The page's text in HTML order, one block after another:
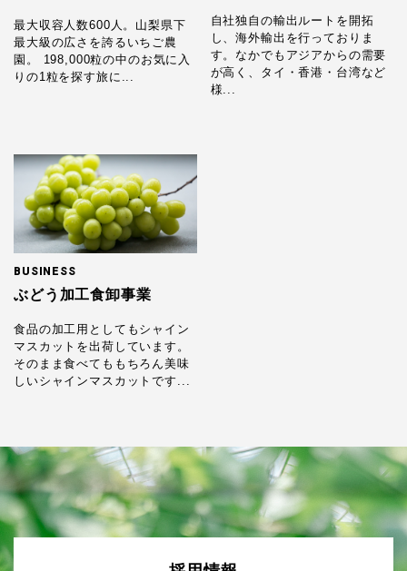
最大収容人数600人。山梨県下
最大級の広さを誇るいちご農
園。 198,000粒の中のお気に入
りの1粒を探す旅に...
自社独自の輸出ルートを開拓
し、海外輸出を行っておりま
す。なかでもアジアからの需要
が高く、タイ・香港・台湾など
様...
BUSINESS
ぶどう加工食卸事業
食品の加工用としてもシャイン
マスカットを出荷しています。
そのまま食べてももちろん美味
しいシャインマスカットです...